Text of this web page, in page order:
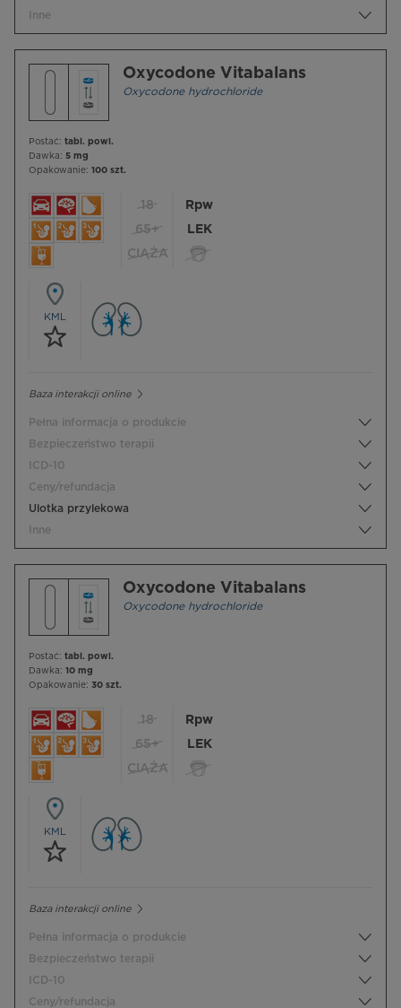
Inne
Oxycodone Vitabalans
Oxycodone hydrochloride
Postać: tabl. powl.
Dawka: 5 mg
Opakowanie: 100 szt.
18
65+
CIĄŻA
Rpw
LEK
KML
Baza interakcji online
Pełna informacja o produkcie
Bezpieczeństwo terapii
ICD-10
Ceny/refundacja
Ulotka przylekowa
Inne
Oxycodone Vitabalans
Oxycodone hydrochloride
Postać: tabl. powl.
Dawka: 10 mg
Opakowanie: 30 szt.
18
65+
CIĄŻA
Rpw
LEK
KML
Baza interakcji online
Pełna informacja o produkcie
Bezpieczeństwo terapii
ICD-10
Ceny/refundacja